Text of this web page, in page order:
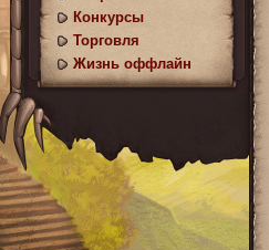
Конкурсы
Торговля
Жизнь оффлайн